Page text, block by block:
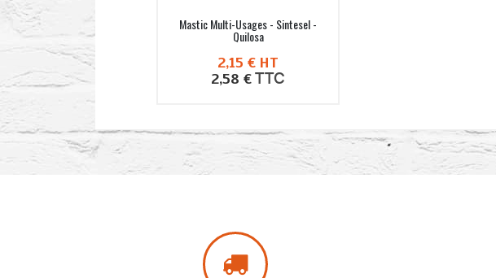
Mastic Multi-Usages - Sintesel -
Quilosa
2,15 € HT
2,58 €TTC